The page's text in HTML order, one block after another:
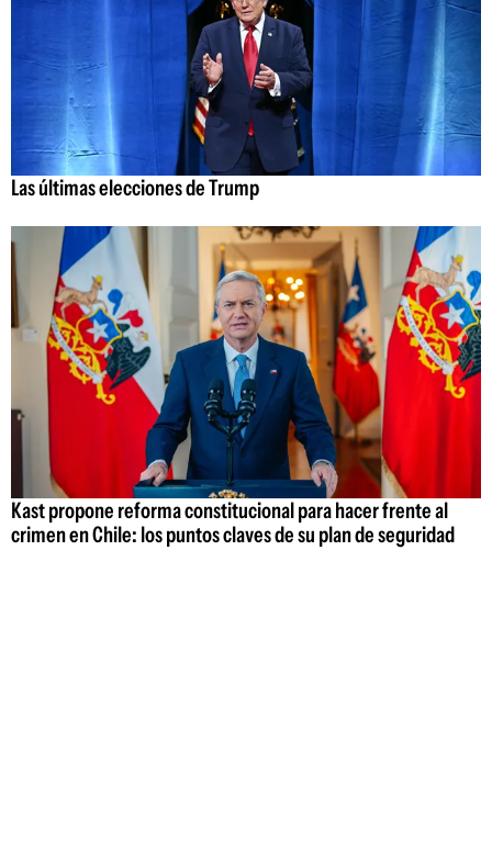
Las últimas elecciones de Trump
Kast propone reforma constitucional para hacer frente al
crimen en Chile: los puntos claves de su plan de seguridad